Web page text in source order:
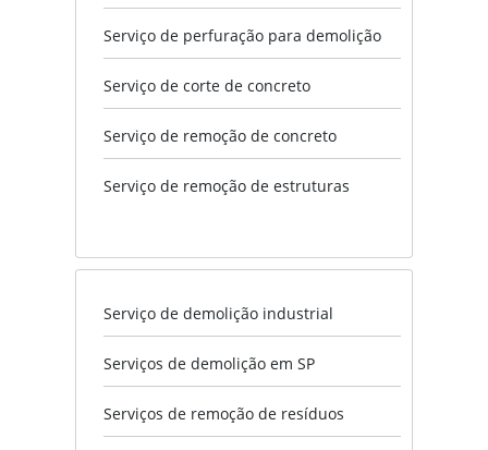
Serviço de perfuração para demolição
Serviço de corte de concreto
Serviço de remoção de concreto
Serviço de remoção de estruturas
Serviço de demolição industrial
Serviços de demolição em SP
Serviços de remoção de resíduos